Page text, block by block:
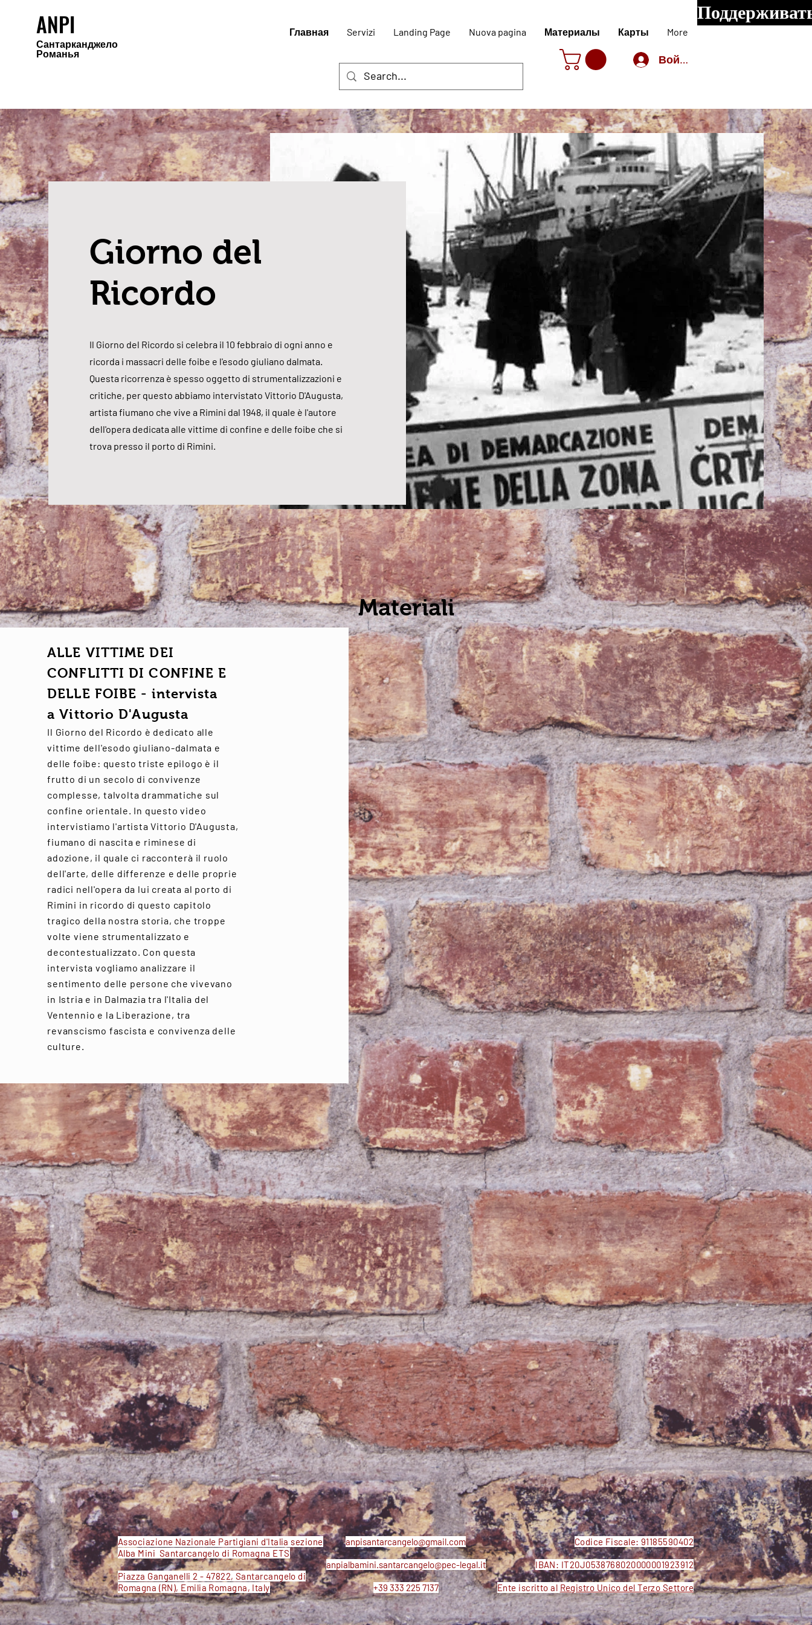
ANPI
Сантарканджело
Романья
Главная Servizi Landing Page Nuova pagina Материалы Карты More
Войти
Giorno del
Ricordo
Il Giorno del Ricordo si celebra il 10 febbraio di ogni anno e
ricorda i massacri delle foibe e l'esodo giuliano dalmata.
Questa ricorrenza è spesso oggetto di strumentalizzazioni e
critiche, per questo abbiamo intervistato Vittorio D'Augusta,
artista fiumano che vive a Rimini dal 1948, il quale è l'autore
dell'opera dedicata alle vittime di confine e delle foibe che si
trova presso il porto di Rimini.
Materiali
ALLE VITTIME DEI
CONFLITTI DI CONFINE E
DELLE FOIBE - intervista
a Vittorio D'Augusta
Il Giorno del Ricordo è dedicato alle
vittime dell'esodo giuliano-dalmata e
delle foibe: questo triste epilogo è il
frutto di un secolo di convivenze
complesse, talvolta drammatiche sul
confine orientale. In questo video
intervistiamo l'artista Vittorio D'Augusta,
fiumano di nascita e riminese di
adozione, il quale ci racconterà il ruolo
dell'arte, delle differenze e delle proprie
radici nell'opera da lui creata al porto di
Rimini in ricordo di questo capitolo
tragico della nostra storia, che troppe
volte viene strumentalizzato e
decontestualizzato. Con questa
intervista vogliamo analizzare il
sentimento delle persone che vivevano
in Istria e in Dalmazia tra l'Italia del
Ventennio e la Liberazione, tra
revanscismo fascista e convivenza delle
culture.
Associazione Nazionale Partigiani d'Italia sezione
Alba Mini Santarcangelo di Romagna ETS
Piazza Ganganelli 2 - 47822, Santarcangelo di
Romagna (RN), Emilia Romagna, Italy
anpisantarcangelo@gmail.com
anpialbamini.santarcangelo@pec-legal.it
+39 333 225 7137
Codice Fiscale: 91185590402
IBAN: IT20J0538768020000001923912
Ente iscritto al Registro Unico del Terzo Settore